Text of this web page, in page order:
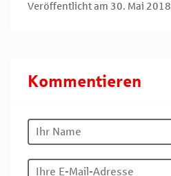
Veröffentlicht am 30. Mai 2018
Kommentieren